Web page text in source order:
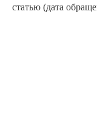
статью (дата